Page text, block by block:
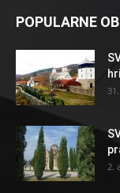
POPULARNE
2.